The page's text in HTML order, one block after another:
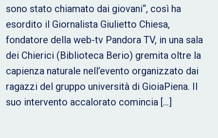
sono stato chiamato dai giovani“, così ha
esordito il Giornalista Giulietto Chiesa,
fondatore della web-tv Pandora TV, in una sala
dei Chierici (Biblioteca Berio) gremita oltre la
capienza naturale nell’evento organizzato dai
ragazzi del gruppo università di GioiaPiena. Il
suo intervento accalorato comincia […]